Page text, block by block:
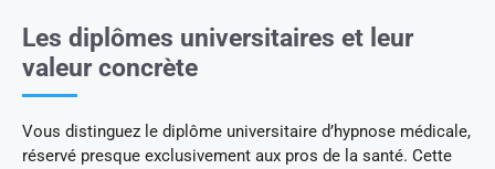
Les diplômes universitaires et leur
valeur concrète
Vous distinguez le diplôme universitaire d’hypnose médicale,
réservé presque exclusivement aux pros de la santé. Cette